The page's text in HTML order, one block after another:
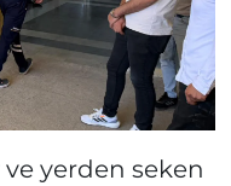
yerden seken